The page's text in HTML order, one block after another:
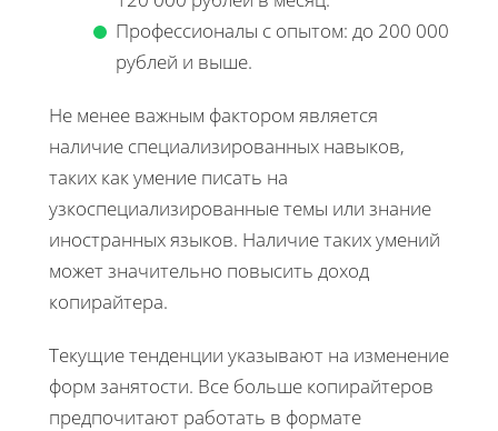
Профессионалы с опытом: до 200 000
рублей и выше.
Не менее важным фактором является
наличие специализированных навыков,
таких как умение писать на
узкоспециализированные темы или знание
иностранных языков. Наличие таких умений
может значительно повысить доход
копирайтера.
Текущие тенденции указывают на изменение
форм занятости. Все больше копирайтеров
предпочитают работать в формате